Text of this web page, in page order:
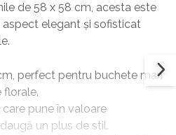
de 58 x 58 cm, acesta este
elegant și sofisticat
perfect pentru buchete mari
florale.
pune în valoare
un plus de stil.